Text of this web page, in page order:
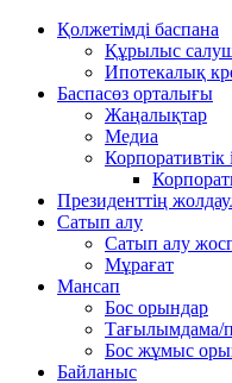
Қолжетімді баспана
Құрылыс
Ипотекалық
Баспасөз орталығы
Жаңалықтар
Медиа
Корпоративтік
Президенттің
Сатып алу
Сатып алу
Мұрағат
Мансап
Бос орындар
Тағылымдама/
Бос жұмыс
Байланыс